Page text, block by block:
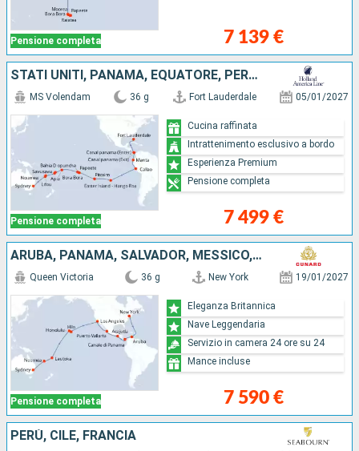
Pensione completa 7 139 €
STATI UNITI, PANAMA, EQUATORE, PERÙ, CILE, REGNO UNITO, FRANCIA, SAMOA, FIJI (ISOLE), NUOVA CALEDONIA, AUSTRALIA
Pensione completa
MS Volendam 36 g Fort Lauderdale 05/01/2027
7 499 €
Cucina raffinata
Intrattenimento esclusivo a bordo
Esperienza Premium
Pensione completa
ARUBA, PANAMA, SALVADOR, MESSICO, STATI UNITI, FRANCIA, FIJI (ISOLE), NUOVA CALEDONIA, AUSTRALIA
Pensione completa
Queen Victoria 36 g New York 19/01/2027
7 590 €
Eleganza Britannica
Nave Leggendaria
Servizio in camera 24 ore su 24
Mance incluse
PERÙ, CILE, FRANCIA